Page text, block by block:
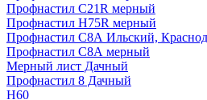
Профнастил С21R мерный
Профнастил Н75R мерный
Профнастил С8А Ильский,
Профнастил С8А мерный
Мерный лист Дачный
Профнастил 8 Дачный
Н60